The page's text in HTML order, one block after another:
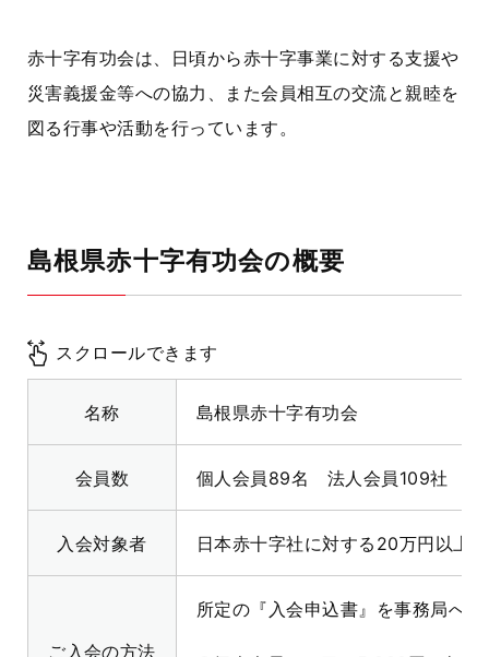
赤十字有功会は、日頃から赤十字事業に対する支援や
災害義援金等への協力、また会員相互の交流と親睦を
図る行事や活動を行っています。
島根県赤十字有功会の概要
名称 島根県赤十字有功会
会員数 個人会員89名 法人会員109社 計
入会対象者 日本赤十字社に対する20万円以上
ご入会の方法
所定の『入会申込書』を事務局へ
スクロールできます